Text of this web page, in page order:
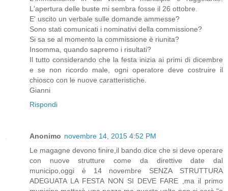
L'apertura delle buste mi sembra fosse il 26 ottobre.
E' uscito un verbale sulle domande ammesse?
Sono stati comunicati i nominativi della commissione?
Si sa se al momento la commissione è riunita?
Insomma, quando sapremo i risultati?
Il tutto considerando che la festa inizia ai primi di dicembre
e se non ricordo male, ogni operatore deve costruire il
chiosco con le nuove caratteristiche.
Gianni
Rispondi
Anonimo novembre 14, 2015 4:52 PM
Le magagne devono finire,il bando dice che si deve operare
con nuove strutture come da direttive date dal
municipo,oggi è 14 novembre SENZA STRUTTURA
ADEGUATA LA FESTA NON SI DEVE FARE ,ma il primo